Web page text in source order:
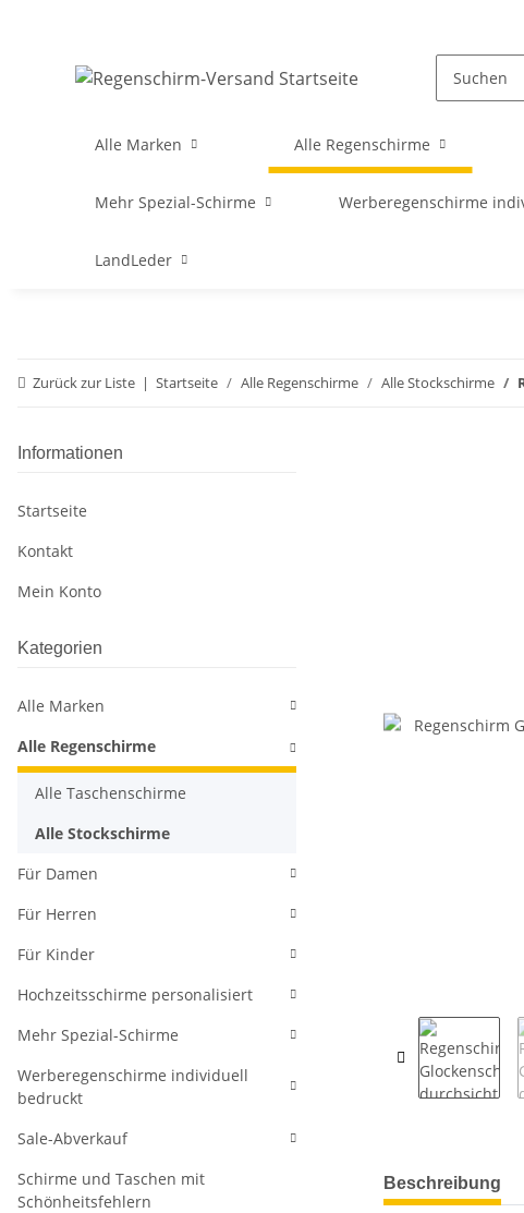
Alle Marken Alle Regenschirme
Mehr Spezial-Schirme Werberegenschirme
LandLeder
Zurück zur Liste Startseite Alle Regenschirme Alle Stockschirme
weitere
Beschreibung
Informationen
Startseite
Kontakt
Mein Konto
Kategorien
Alle Marken
Alle Regenschirme
Alle Taschenschirme
Alle Stockschirme
Für Damen
Für Herren
Für Kinder
Hochzeitsschirme personalisiert
Mehr Spezial-Schirme
Werberegenschirme individuell
bedruckt
Sale-Abverkauf
Schirme und Taschen mit
Schönheitsfehlern